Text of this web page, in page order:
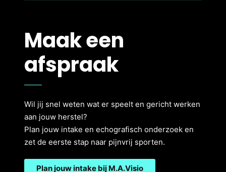
Maak een
afspraak
Wil jij snel weten wat er speelt en gericht werken
aan jouw herstel?
Plan jouw intake en echografisch onderzoek en
zet de eerste stap naar pijnvrij sporten.
Plan jouw intake bij M.A.Visio